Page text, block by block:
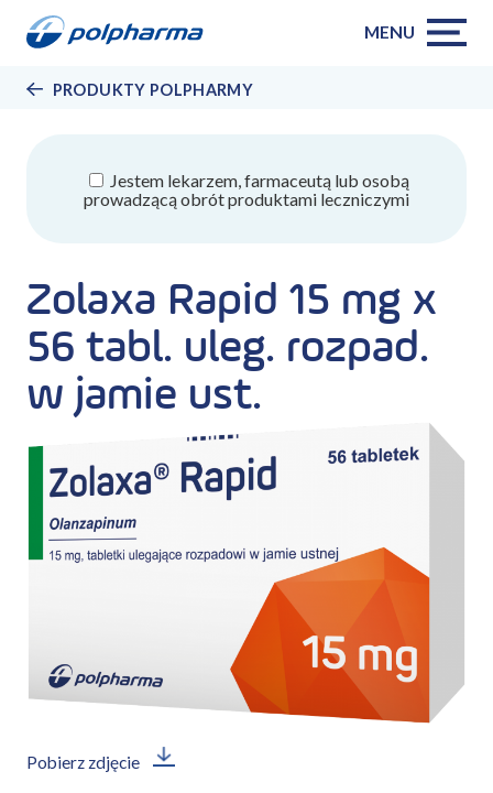
MENU
PRODUKTY POLPHARMY
Jestem lekarzem, farmaceutą lub osobą
prowadzącą obrót produktami leczniczymi
Zolaxa Rapid 15 mg x
56 tabl. uleg. rozpad.
w jamie ust.
Pobierz zdjęcie